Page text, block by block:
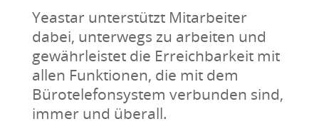
Yeastar unterstützt Mitarbeiter
dabei, unterwegs zu arbeiten und
gewährleistet die Erreichbarkeit mit
allen Funktionen, die mit dem
Bürotelefonsystem verbunden sind,
immer und überall.